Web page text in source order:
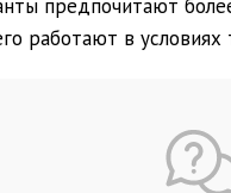
предпочитают
работают в